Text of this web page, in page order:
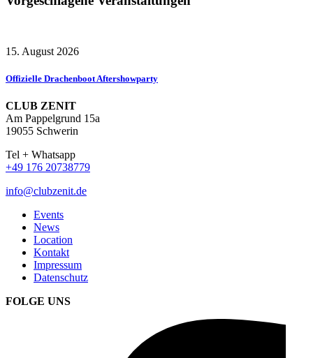
15. August 2026
Offizielle Drachenboot Aftershowparty
CLUB ZENIT
Am Pappelgrund 15a
19055 Schwerin
Tel + Whatsapp
+49 176 20738779
info@clubzenit.de
Events
News
Location
Kontakt
Impressum
Datenschutz
FOLGE UNS